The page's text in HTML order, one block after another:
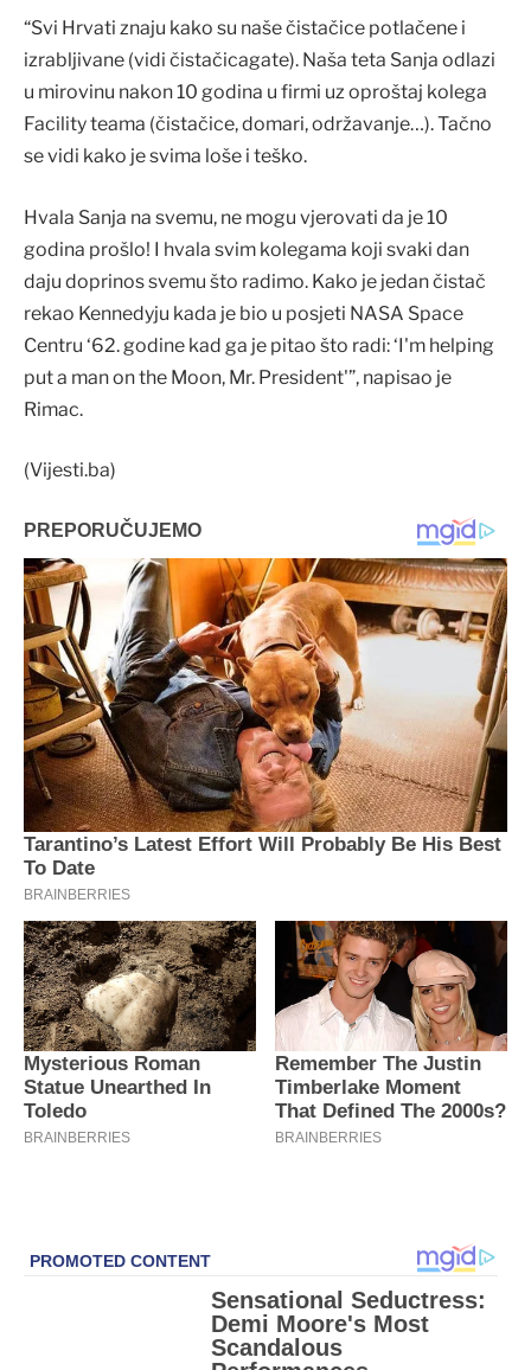
“Svi Hrvati znaju kako su naše čistačice potlačene i
izrabljivane (vidi čistačicagate). Naša teta Sanja odlazi
u mirovinu nakon 10 godina u firmi uz oproštaj kolega
Facility teama (čistačice, domari, održavanje…). Tačno
se vidi kako je svima loše i teško.
Hvala Sanja na svemu, ne mogu vjerovati da je 10
godina prošlo! I hvala svim kolegama koji svaki dan
daju doprinos svemu što radimo. Kako je jedan čistač
rekao Kennedyju kada je bio u posjeti NASA Space
Centru ‘62. godine kad ga je pitao što radi: ‘I'm helping
put a man on the Moon, Mr. President'”, napisao je
Rimac.
(Vijesti.ba)